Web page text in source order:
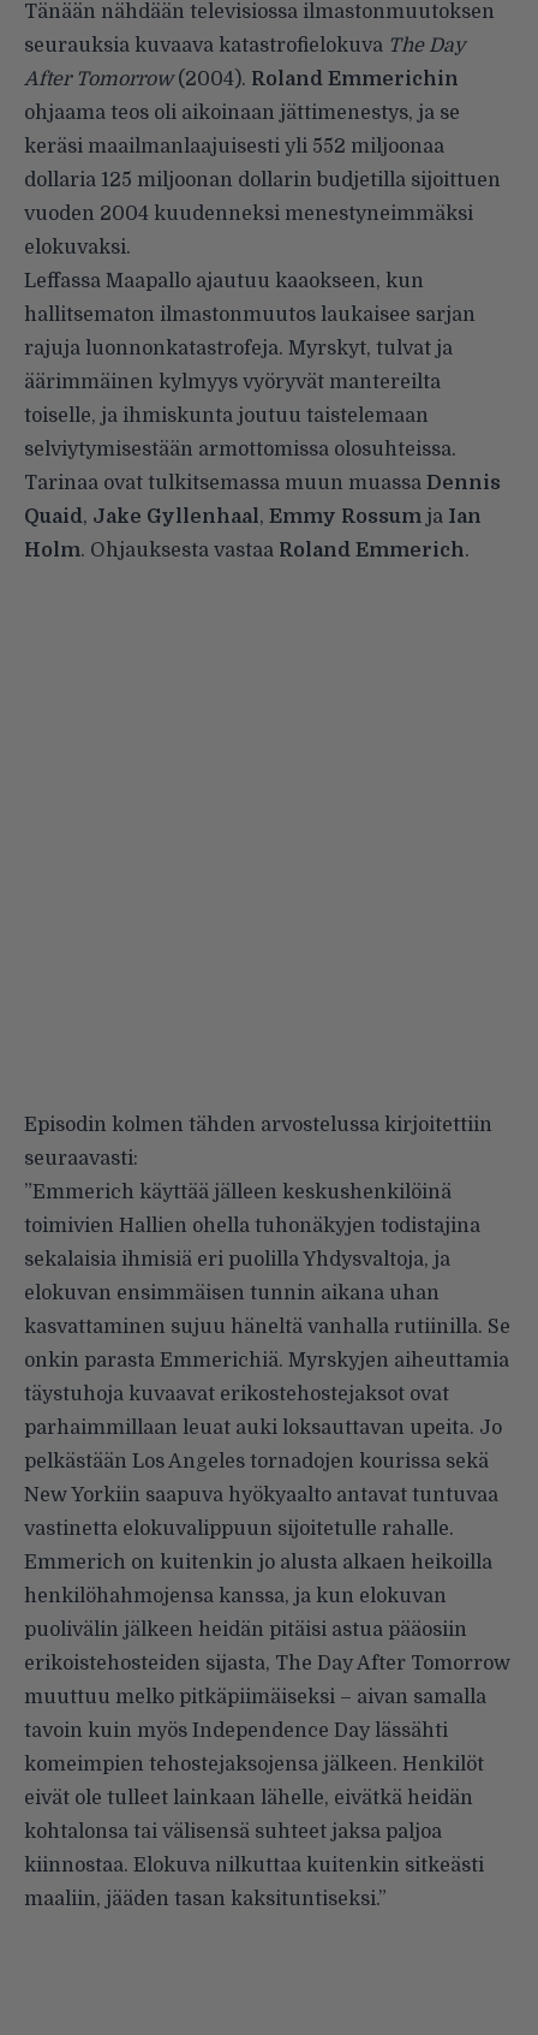
Tänään nähdään televisiossa ilmastonmuutoksen
seurauksia kuvaava katastrofielokuva The Day
After Tomorrow(2004). Roland Emmerichin
ohjaama teos oli aikoinaan jättimenestys, ja se
keräsi maailmanlaajuisesti yli 552 miljoonaa
dollaria 125 miljoonan dollarin budjetilla sijoittuen
vuoden 2004 kuudenneksi menestyneimmäksi
elokuvaksi.
Leffassa Maapallo ajautuu kaaokseen, kun
hallitsematon ilmastonmuutos laukaisee sarjan
rajuja luonnonkatastrofeja. Myrskyt, tulvat ja
äärimmäinen kylmyys vyöryvät mantereilta
toiselle, ja ihmiskunta joutuu taistelemaan
selviytymisestään armottomissa olosuhteissa.
Tarinaa ovat tulkitsemassa muun muassa Dennis
Quaid, Jake Gyllenhaal, Emmy Rossum ja Ian
Holm. Ohjauksesta vastaa Roland Emmerich.
Episodin kolmen tähden arvostelussa kirjoitettiin
seuraavasti:
”Emmerich käyttää jälleen keskushenkilöinä
toimivien Hallien ohella tuhonäkyjen todistajina
sekalaisia ihmisiä eri puolilla Yhdysvaltoja, ja
elokuvan ensimmäisen tunnin aikana uhan
kasvattaminen sujuu häneltä vanhalla rutiinilla. Se
onkin parasta Emmerichiä. Myrskyjen aiheuttamia
täystuhoja kuvaavat erikostehostejaksot ovat
parhaimmillaan leuat auki loksauttavan upeita. Jo
pelkästään Los Angeles tornadojen kourissa sekä
New Yorkiin saapuva hyökyaalto antavat tuntuvaa
vastinetta elokuvalippuun sijoitetulle rahalle.
Emmerich on kuitenkin jo alusta alkaen heikoilla
henkilöhahmojensa kanssa, ja kun elokuvan
puolivälin jälkeen heidän pitäisi astua pääosiin
erikoistehosteiden sijasta, The Day After Tomorrow
muuttuu melko pitkäpiimäiseksi – aivan samalla
tavoin kuin myös Independence Day lässähti
komeimpien tehostejaksojensa jälkeen. Henkilöt
eivät ole tulleet lainkaan lähelle, eivätkä heidän
kohtalonsa tai välisensä suhteet jaksa paljoa
kiinnostaa. Elokuva nilkuttaa kuitenkin sitkeästi
maaliin, jääden tasan kaksituntiseksi.”